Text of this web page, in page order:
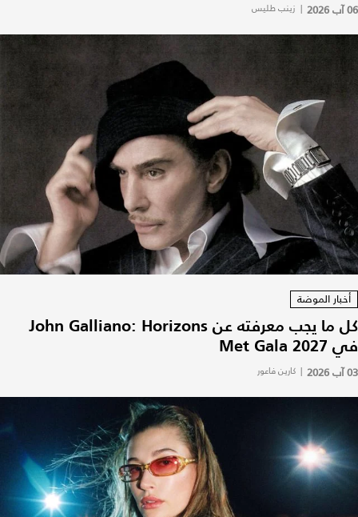
06 آب 2026 | زينب طليس
أخبار الموضة
كل ما يجب معرفته عن John Galliano: Horizons
في Met Gala 2027
03 آب 2026 | كارين فاعور